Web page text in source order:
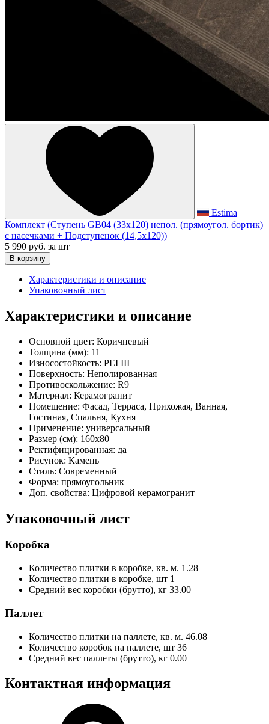
Estima
Комплект (Ступень GB04 (33x120) непол. (прямоугол. бортик)
с насечками + Подступенок (14,5x120))
5 990 руб. за шт
В корзину
Характеристики и описание
Упаковочный лист
Характеристики и описание
Основной цвет: Коричневый
Толщина (мм): 11
Износостойкость: PEI III
Поверхность: Неполированная
Противоскольжение: R9
Материал: Керамогранит
Помещение: Фасад, Терраса, Прихожая, Ванная,
Гостиная, Спальня, Кухня
Применение: универсальный
Размер (см): 160x80
Ректифицированная: да
Рисунок: Камень
Стиль: Современный
Форма: прямоугольник
Доп. свойства: Цифровой керамогранит
Упаковочный лист
Коробка
Количество плитки в коробке, кв. м. 1.28
Количество плитки в коробке, шт 1
Средний вес коробки (брутто), кг 33.00
Паллет
Количество плитки на паллете, кв. м. 46.08
Количество коробок на паллете, шт 36
Средний вес паллеты (брутто), кг 0.00
Контактная информация